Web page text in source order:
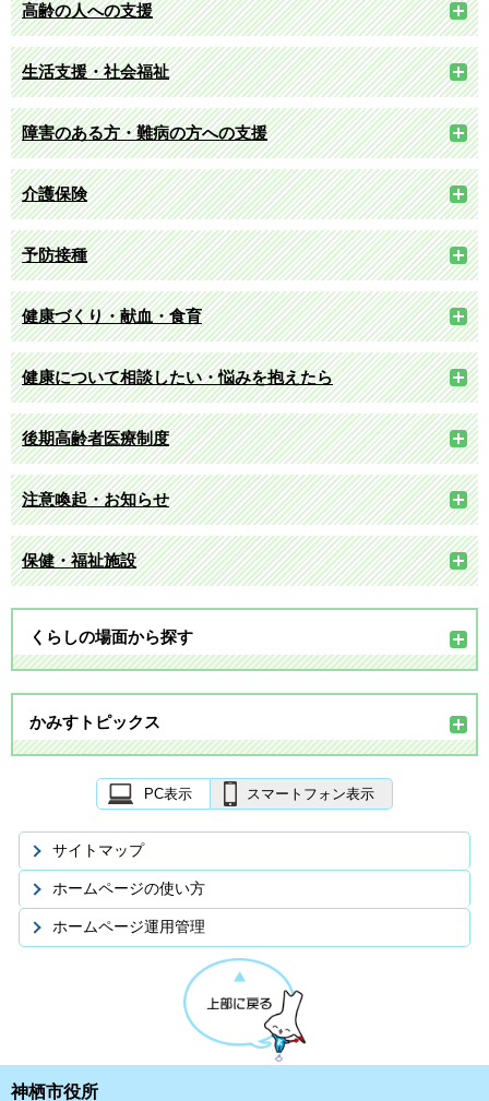
高齢の人への支援
生活支援・社会福祉
障害のある方・難病の方への支援
介護保険
予防接種
健康づくり・献血・食育
健康について相談したい・悩みを抱えたら
後期高齢者医療制度
注意喚起・お知らせ
保健・福祉施設
くらしの場面から探す
かみすトピックス
PC表示 スマートフォン表示
サイトマップ
ホームページの使い方
ホームページ運用管理
神栖市役所